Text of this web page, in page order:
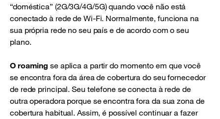
“doméstica” (2G/3G/4G/5G) quando você não está
conectado à rede de Wi-Fi. Normalmente, funciona na
sua própria rede no seu país e de acordo com o seu
plano.
O roaming se aplica a partir do momento em que você
se encontra fora da área de cobertura do seu fornecedor
de rede principal. Seu telefone se conecta à rede de
outra operadora porque se encontra fora da sua zona de
cobertura habitual. Assim, é possível continuar a fazer